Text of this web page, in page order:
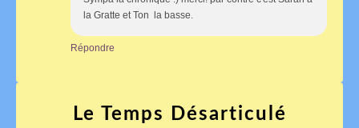
la Gratte et Ton la basse.
Répondre
Le Temps Désarticulé